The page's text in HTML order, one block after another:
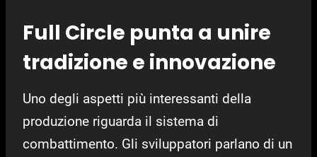
Full Circle punta a unire
tradizione e innovazione
Uno degli aspetti più interessanti della
produzione riguarda il sistema di
combattimento. Gli sviluppatori parlano di un